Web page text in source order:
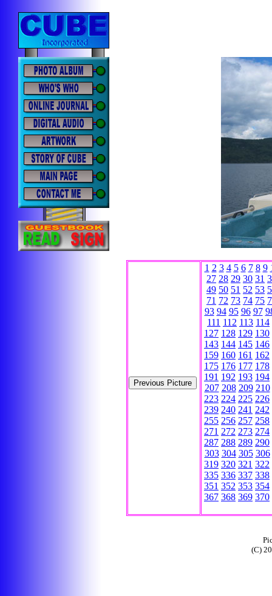
1 2 3 4 5 6 7 8 9
27 28 29 30 31
49 50 51 52 53
71 72 73 74 75
93 94 95 96 97
111 112 113 114
127 128 129 130
143 144 145 146
159 160 161 162
175 176 177 178
191 192 193 194
207 208 209 210
223 224 225 226
239 240 241 242
255 256 257 258
271 272 273 274
287 288 289 290
303 304 305 306
319 320 321 322
335 336 337 338
351 352 353 354
367 368 369 370
(C)